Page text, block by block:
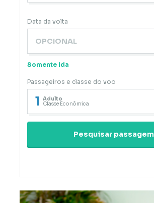
Data da volta
Somente Ida
Passageiros e classe do voo
1 Adulto
Classe Econômica
Pesquisar passagem